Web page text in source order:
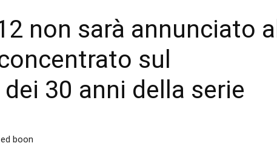
non sarà annunciato al
sul
30 anni della serie